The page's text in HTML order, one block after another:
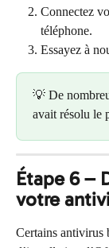
Connectez
téléphone.
Essayez à
💡 De
avait résolu le
Étape 6 –
votre
Certains antivirus